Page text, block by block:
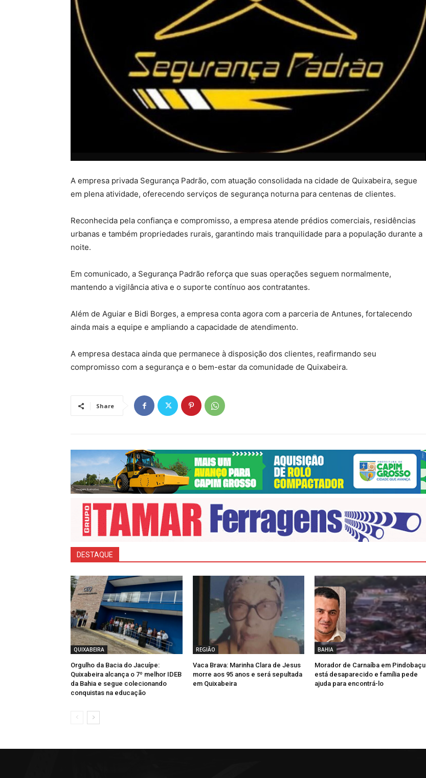
A empresa privada Segurança Padrão, com atuação consolidada na cidade de Quixabeira, segue
em plena atividade, oferecendo serviços de segurança noturna para centenas de clientes.
Reconhecida pela confiança e compromisso, a empresa atende prédios comerciais, residências
urbanas e também propriedades rurais, garantindo mais tranquilidade para a população durante a
noite.
Em comunicado, a Segurança Padrão reforça que suas operações seguem normalmente,
mantendo a vigilância ativa e o suporte contínuo aos contratantes.
Além de Aguiar e Bidi Borges, a empresa conta agora com a parceria de Antunes, fortalecendo
ainda mais a equipe e ampliando a capacidade de atendimento.
A empresa destaca ainda que permanece à disposição dos clientes, reafirmando seu
compromisso com a segurança e o bem-estar da comunidade de Quixabeira.
Share
DESTAQUE
QUIXABEIRA
Orgulho da Bacia do Jacuípe:
Quixabeira alcança o 7º melhor IDEB
da Bahia e segue colecionando
conquistas na educação
REGIÃO
Vaca Brava: Marinha Clara de Jesus
morre aos 95 anos e será sepultada
em Quixabeira
BAHIA
Morador de Carnaíba em Pindobaçu
está desaparecido e família pede
ajuda para encontrá-lo